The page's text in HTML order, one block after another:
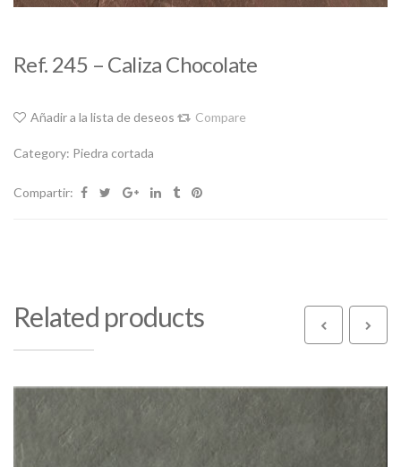
Ref. 245 – Caliza Chocolate
Añadir a la lista de deseos Compare
Category: Piedra cortada
Compartir:
Related products